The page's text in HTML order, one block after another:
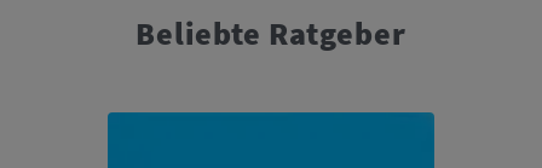
Beliebte Ratgeber